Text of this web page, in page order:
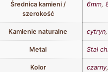
Średnica kamieni /
szerokość
6mm,
Kamienie naturalne cytryn
Metal Stal
Kolor czarny